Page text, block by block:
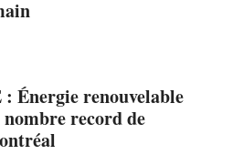
Énergie renouvelable
record de